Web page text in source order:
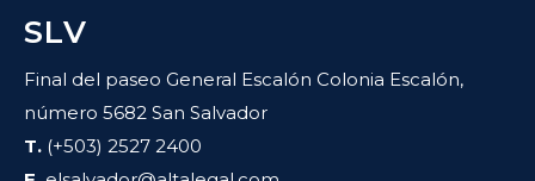
SLV
Final del paseo General Escalón Colonia Escalón,
número 5682 San Salvador
T. (+503) 2527 2400